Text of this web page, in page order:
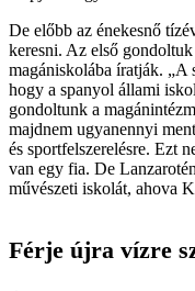
De előbb az énekesnő
keresni. Az első
magániskolába íratják. „A
hogy a spanyol állami
gondoltunk a
majdnem ugyanennyi
és sportfelszerelésre. Ezt
van egy fia. De
művészeti iskolát, ahova
Férje újra vízre